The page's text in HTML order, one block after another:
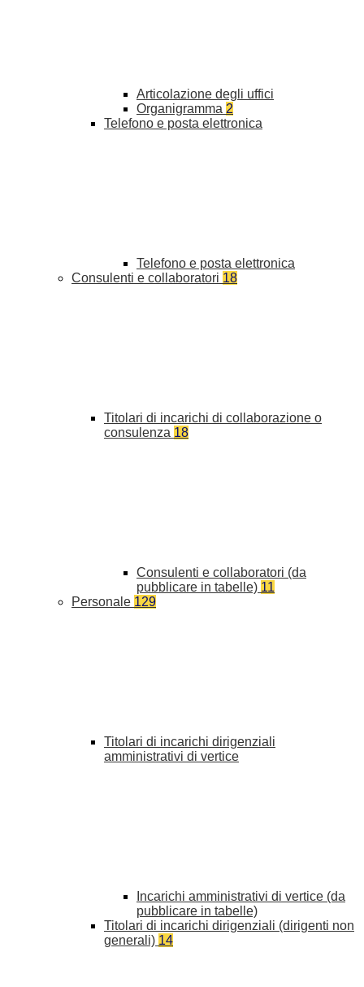
Articolazione degli uffici
Organigramma 2
Telefono e posta elettronica
Telefono e posta elettronica
Consulenti e collaboratori 18
Titolari di incarichi di collaborazione o
consulenza 18
Consulenti e collaboratori (da
pubblicare in tabelle) 11
Personale 129
Titolari di incarichi dirigenziali
amministrativi di vertice
Incarichi amministrativi di vertice (da
pubblicare in tabelle)
Titolari di incarichi dirigenziali (dirigenti non
generali) 14